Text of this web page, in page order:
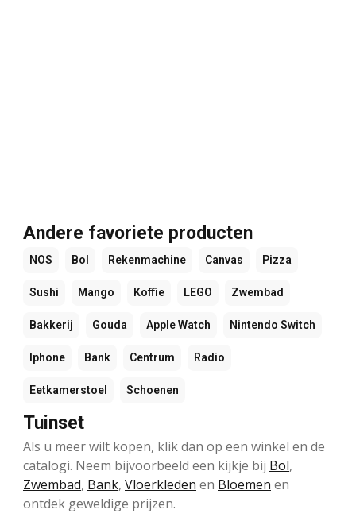
Andere favoriete producten
NOS Bol Rekenmachine Canvas Pizza
Sushi Mango Koffie LEGO Zwembad
Bakkerij Gouda Apple Watch Nintendo Switch
Iphone Bank Centrum Radio
Eetkamerstoel Schoenen
Tuinset
Als u meer wilt kopen, klik dan op een winkel en de
catalogi. Neem bijvoorbeeld een kijkje bij Bol,
Zwembad, Bank, Vloerkleden en Bloemen en
ontdek geweldige prijzen.